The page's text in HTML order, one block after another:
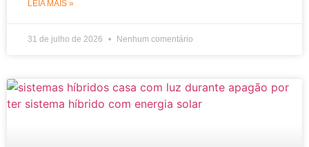
LEIA MAIS »
31 de julho de 2026 Nenhum comentário